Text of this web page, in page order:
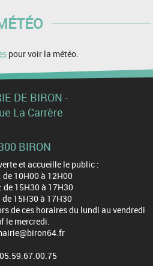
pour voir la météo.
DE BIRON -
La Carrère
BIRON
et accueille le public :
10H00 à 12H00
de 15H30 à 17H30
15H30 à 17H30
de ces horaires du lundi au vendredi
le mercredi.